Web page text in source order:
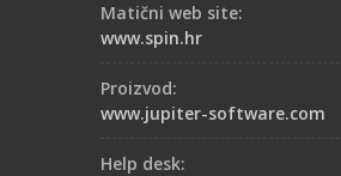
Matični web site:
www.spin.hr
Proizvod:
www.jupiter-software.com
Help desk: